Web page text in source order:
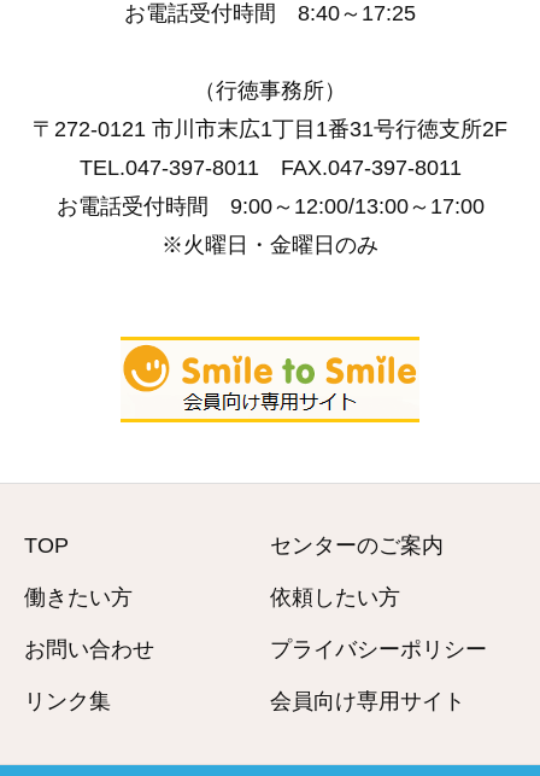
お電話受付時間 8:40～17:25
（行徳事務所）
〒272-0121 市川市末広1丁目1番31号行徳支所2F
TEL.047-397-8011 FAX.047-397-8011
お電話受付時間 9:00～12:00/13:00～17:00
※火曜日・金曜日のみ
TOP センターのご案内
働きたい方 依頼したい方
お問い合わせ プライバシーポリシー
リンク集 会員向け専用サイト